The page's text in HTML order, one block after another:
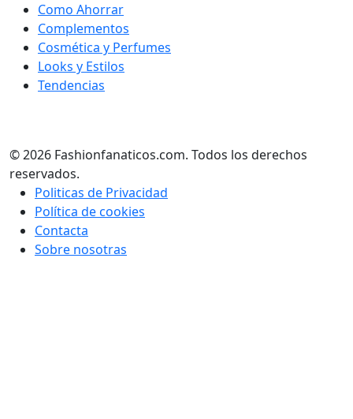
Como Ahorrar
Complementos
Cosmética y Perfumes
Looks y Estilos
Tendencias
© 2026 Fashionfanaticos.com. Todos los derechos
reservados.
Politicas de Privacidad
Política de cookies
Contacta
Sobre nosotras